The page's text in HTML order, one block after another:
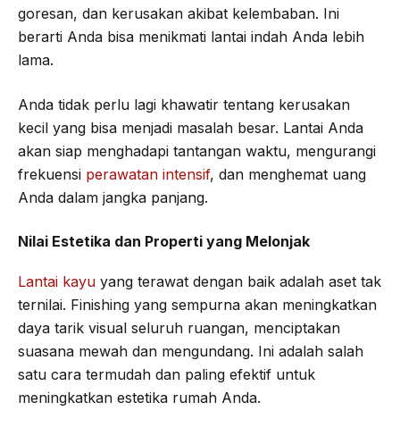
goresan, dan kerusakan akibat kelembaban. Ini
berarti Anda bisa menikmati lantai indah Anda lebih
lama.
Anda tidak perlu lagi khawatir tentang kerusakan
kecil yang bisa menjadi masalah besar. Lantai Anda
akan siap menghadapi tantangan waktu, mengurangi
frekuensi perawatan intensif, dan menghemat uang
Anda dalam jangka panjang.
Nilai Estetika dan Properti yang Melonjak
Lantai kayu yang terawat dengan baik adalah aset tak
ternilai. Finishing yang sempurna akan meningkatkan
daya tarik visual seluruh ruangan, menciptakan
suasana mewah dan mengundang. Ini adalah salah
satu cara termudah dan paling efektif untuk
meningkatkan estetika rumah Anda.